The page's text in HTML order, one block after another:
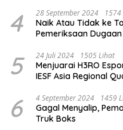
4 28 September 2024
Naik Atau Tidak ke
Pemeriksaan
5 24 Juli 2024 1505 Lihat
Menjuarai H3RO
IESF Asia Regional
6 4 September 2024 1459
Gagal Menyalip,
Truk Boks